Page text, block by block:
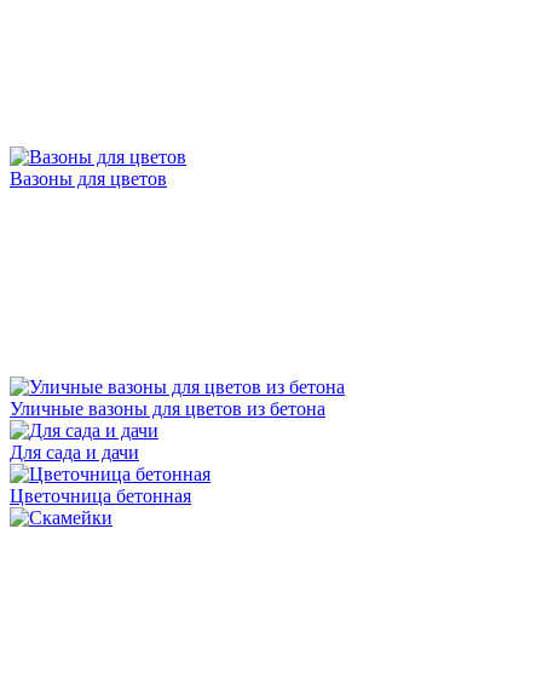
Вазоны для цветов
Уличные вазоны для цветов из бетона
Для сада и дачи
Цветочница бетонная